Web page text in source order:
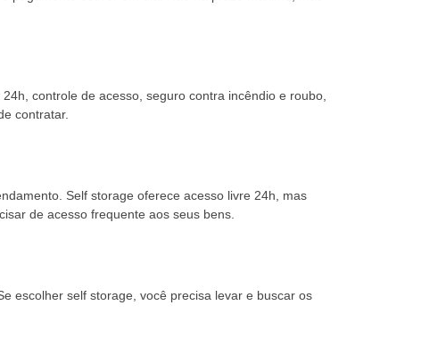
controle de acesso, seguro contra incêndio e roubo,
contratar.
Self storage oferece acesso livre 24h, mas
de acesso frequente aos seus bens.
escolher self storage, você precisa levar e buscar os